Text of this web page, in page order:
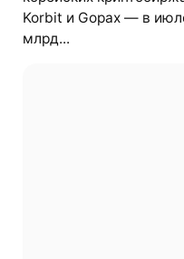
Korbit и Gopax — в
млрд...